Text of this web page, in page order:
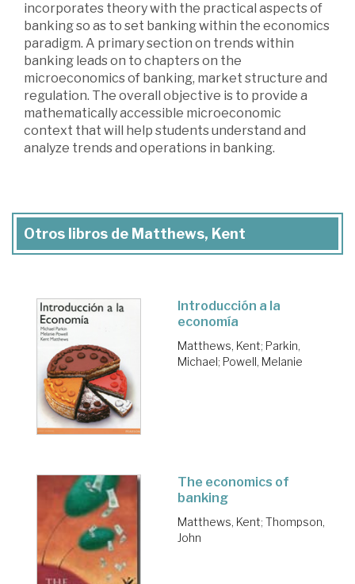
incorporates theory with the practical aspects of
banking so as to set banking within the economics
paradigm. A primary section on trends within
banking leads on to chapters on the
microeconomics of banking, market structure and
regulation. The overall objective is to provide a
mathematically accessible microeconomic
context that will help students understand and
analyze trends and operations in banking.
Otros libros de Matthews, Kent
Introducción a la
economía
Matthews, Kent; Parkin,
Michael; Powell, Melanie
The economics of
banking
Matthews, Kent; Thompson,
John